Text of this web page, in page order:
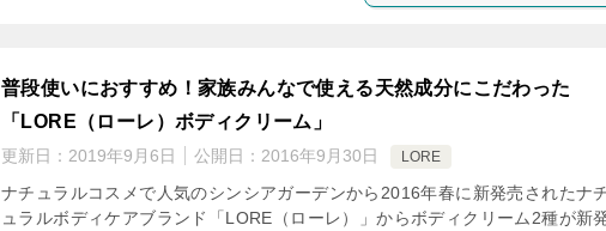
普段使いにおすすめ！家族みんなで使える天然成分にこだわった
「LORE（ローレ）ボディクリーム」
更新日： 2019年9月6日 公開日： 2016年9月30日 LORE
ナチュラルコスメで人気のシンシアガーデンから2016年春に新発売されたナ
ュラルボディケアブランド「LORE（ローレ）」からボディクリーム2種が新